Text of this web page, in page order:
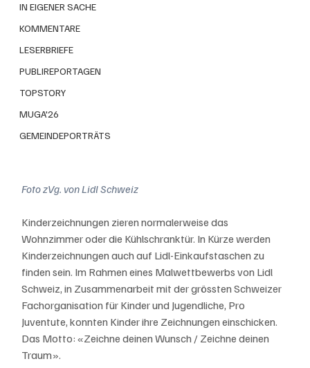
IN EIGENER SACHE
KOMMENTARE
LESERBRIEFE
PUBLIREPORTAGEN
TOPSTORY
MUGA'26
GEMEINDEPORTRÄTS
Foto zVg. von Lidl Schweiz
Kinderzeichnungen zieren normalerweise das
Wohnzimmer oder die Kühlschranktür. In Kürze werden
Kinderzeichnungen auch auf Lidl-Einkaufstaschen zu
finden sein. Im Rahmen eines Malwettbewerbs von Lidl
Schweiz, in Zusammenarbeit mit der grössten Schweizer
Fachorganisation für Kinder und Jugendliche, Pro
Juventute, konnten Kinder ihre Zeichnungen einschicken.
Das Motto: «Zeichne deinen Wunsch / Zeichne deinen
Traum».